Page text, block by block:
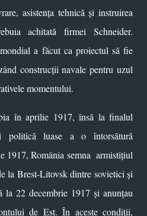
asistența tehnică și instruirea
achitată firmei Schneider.
a făcut ca proiectul să fie
construcții navale pentru uzul
momentului.
în aprilie 1917, însă la finalul
politică luase a o întorsătură
1917, România semna armistițiul
la Brest-Litovsk dintre sovietici și
la 22 decembrie 1917 și anunțau
de Est. În aceste condiții,